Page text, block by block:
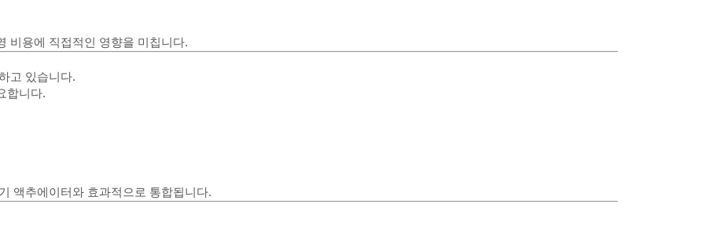
비용에 직접적인 영향을 미칩니다.
고 있습니다.
합니다.
액추에이터와 효과적으로 통합됩니다.